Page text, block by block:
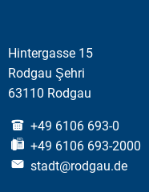
Hintergasse 15
Rodgau Şehri
63110 Rodgau
+49 6106 693-0
+49 6106 693-2000
stadt@rodgau.de